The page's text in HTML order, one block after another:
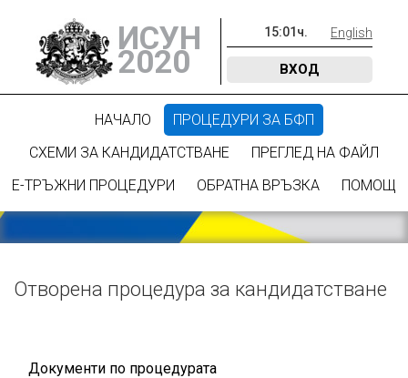
ИСУН
2020
15:01 ч. English
ВХОД
НАЧАЛО
ПРОЦЕДУРИ ЗА БФП
СХЕМИ ЗА КАНДИДАТСТВАНЕ
ПРЕГЛЕД НА ФАЙЛ
Е-ТРЪЖНИ ПРОЦЕДУРИ
ОБРАТНА ВРЪЗКА ПОМОЩ
Отворена процедура за кандидатстване
Документи по процедурата